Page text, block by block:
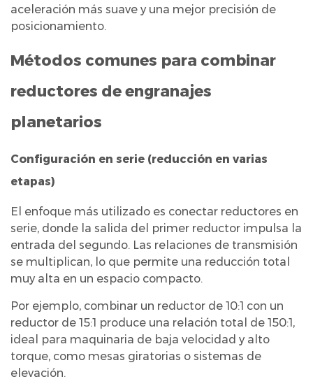
Cálculo
de
de
transmisión,
y
en
sistemas
5
Mejores
prácticas
de
y
montaje
para
reductores
aceleración más suave y una mejor precisión de
posicionamiento.
Métodos comunes para combinar
reductores de engranajes
planetarios
Configuración en serie (reducción en varias
etapas)
El enfoque más utilizado es conectar reductores en
serie, donde la salida del primer reductor impulsa la
entrada del segundo. Las relaciones de transmisión
se multiplican, lo que permite una reducción total
muy alta en un espacio compacto.
Por ejemplo, combinar un reductor de 10:1 con un
reductor de 15:1 produce una relación total de 150:1,
ideal para maquinaria de baja velocidad y alto
torque, como mesas giratorias o sistemas de
elevación.